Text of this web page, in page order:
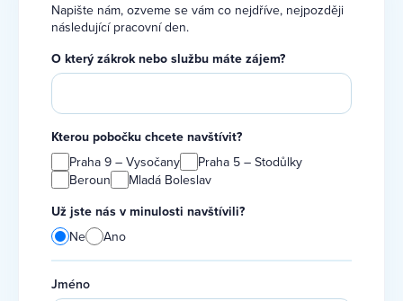
Napište nám, ozveme se vám co nejdříve, nejpozději
následující pracovní den.
O který zákrok nebo službu máte zájem?
Kterou pobočku chcete navštívit?
Praha 9 – Vysočany
Praha 5 – Stodůlky
Beroun
Mladá Boleslav
Už jste nás v minulosti navštívili?
Ne
Ano
Jméno